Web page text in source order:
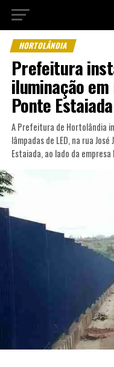
HORTOLÂNDIA
Prefeitura
iluminação
Ponte Estaiada
A Prefeitura de Hortolândia
lâmpadas de LED, na rua
Estaiada, ao lado da